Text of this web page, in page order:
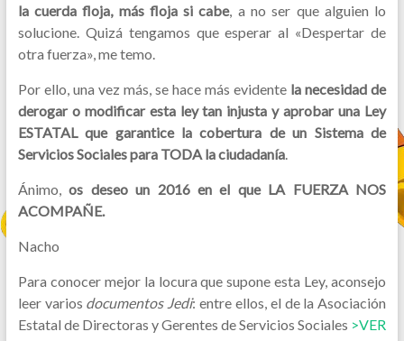
la cuerda floja, más floja si cabe, a no ser que alguien lo
solucione. Quizá tengamos que esperar al «Despertar de
otra fuerza», me temo.
Por ello, una vez más, se hace más evidente la necesidad de
derogar o modificar esta ley tan injusta y aprobar una Ley
ESTATAL que garantice la cobertura de un Sistema de
Servicios Sociales para TODA la ciudadanía.
Ánimo,os deseo un 2016 en el que LA FUERZA NOS
ACOMPAÑE.
Nacho
Para conocer mejor la locura que supone esta Ley, aconsejo
leer varios documentos Jedi: entre ellos, el de la Asociación
Estatal de Directoras y Gerentes de Servicios Sociales >VER